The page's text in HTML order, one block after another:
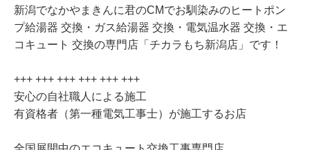
新潟でなかやまきんに君のCMでお馴染みのヒートポン
プ給湯器 交換・ガス給湯器 交換・電気温水器 交換・エ
コキュート 交換の専門店「チカラもち新潟店」です！
+++ +++ +++ +++ +++ +++
安心の自社職人による施工
有資格者（第一種電気工事士）が施工するお店